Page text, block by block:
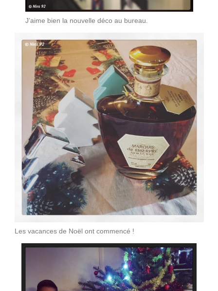
J’aime bien la nouvelle déco au bureau.
Les vacances de Noël ont commencé !